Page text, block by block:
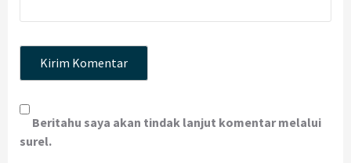
Beritahu saya akan tindak lanjut komentar melalui
surel.